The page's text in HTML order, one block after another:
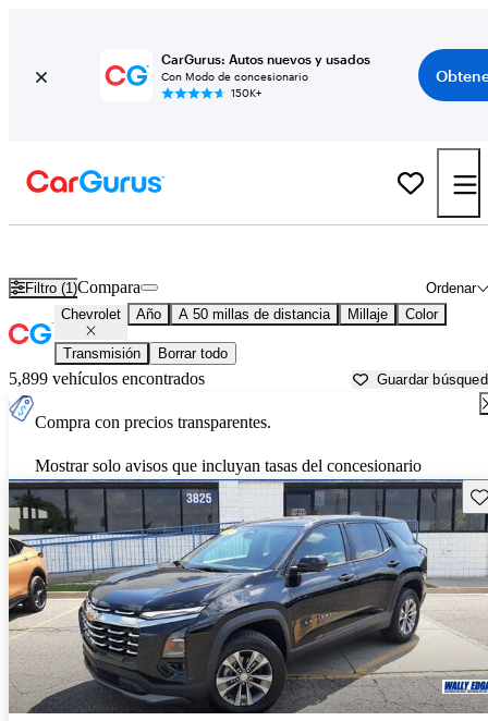
CarGurus: Autos nuevos y usados
Con Modo de concesionario
150K+
Filtro (1) Ordenar
Compara
Chevrolet Año A 50 millas de distancia Millaje Color
Transmisión Borrar todo
5,899 vehículos encontrados Guardar
Compra con precios transparentes.
Mostrar solo avisos que incluyan tasas del concesionario